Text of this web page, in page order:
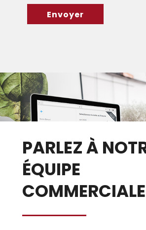
PARLEZ À
ÉQUIPE
COMMERCIALE